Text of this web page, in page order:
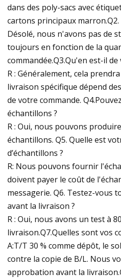
dans des poly-sacs avec
cartons principaux marron.Q2.
Désolé, nous n'avons pas de
toujours en fonction de la
commandée.Q3.Qu'en est-il
R : Généralement, cela
livraison spécifique dépend
de votre commande.
échantillons ?
R : Oui, nous pouvons
échantillons. Q5. Quelle est
d’échantillons ?
R: Nous pouvons fournir
doivent payer le coût de
messagerie. Q6. Testez-vous
avant la livraison ?
R : Oui, nous avons un test à
livraison.Q7.Quelles sont vos
A:T/T 30 % comme dépôt, le
contre la copie de B/L. Nous
approbation avant la